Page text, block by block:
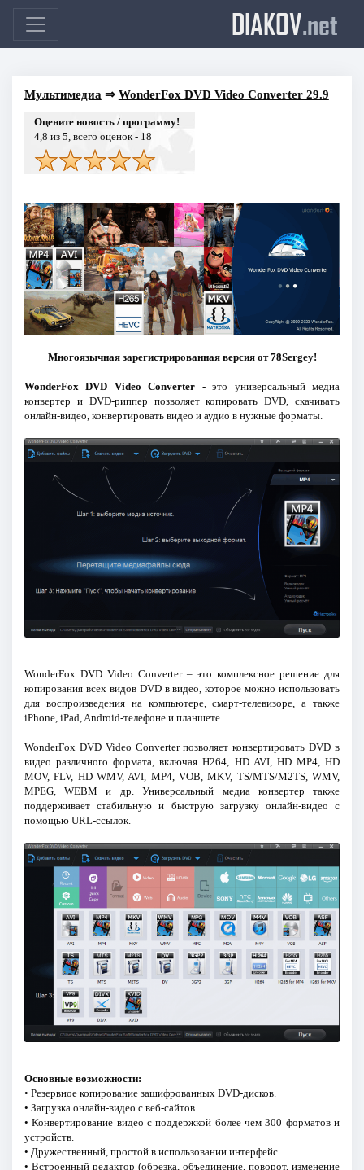
DIAKOV.net
Мультимедиа ⇒ WonderFox DVD Video Converter 29.9
Оцените новость / программу!
4,8 из 5, всего оценок - 18
Многоязычная зарегистрированная версия от 78Sergey!
WonderFox DVD Video Converter - это универсальный медиа
конвертер и DVD-риппер позволяет копировать DVD, скачивать
онлайн-видео, конвертировать видео и аудио в нужные форматы.
WonderFox DVD Video Converter – это комплексное решение для
копирования всех видов DVD в видео, которое можно использовать
для воспроизведения на компьютере, смарт-телевизоре, а также
iPhone, iPad, Android-телефоне и планшете.
WonderFox DVD Video Converter позволяет конвертировать DVD в
видео различного формата, включая H264, HD AVI, HD MP4, HD
MOV, FLV, HD WMV, AVI, MP4, VOB, MKV, TS/MTS/M2TS, WMV,
MPEG, WEBM и др. Универсальный медиа конвертер также
поддерживает стабильную и быструю загрузку онлайн-видео с
помощью URL-ссылок.
Основные возможности:
• Резервное копирование зашифрованных DVD-дисков.
• Загрузка онлайн-видео с веб-сайтов.
• Конвертирование видео с поддержкой более чем 300 форматов и
устройств.
• Дружественный, простой в использовании интерфейс.
• Встроенный редактор (обрезка, объединение, поворот, изменение